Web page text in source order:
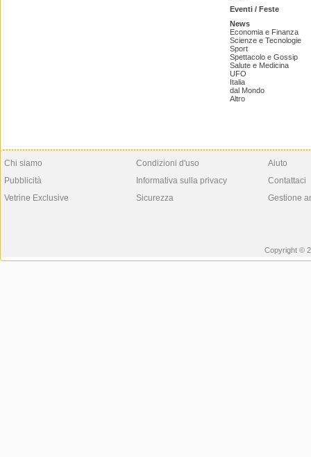
Eventi / Feste
News
Economia e Finanza
Scienze e Tecnologie
Sport
Spettacolo e Gossip
Salute e Medicina
UFO
Italia
dal Mondo
Altro
Chi siamo
Pubblicità
Vetrine Exclusive
Condizioni d'uso
Informativa sulla privacy
Sicurezza
Aiuto
Contattaci
Gestione
Copyright ©